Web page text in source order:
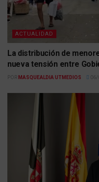
ACTUALIDAD
La distribución de
nueva tensión entre
POR MASQUEALDIA UTMEDIOS